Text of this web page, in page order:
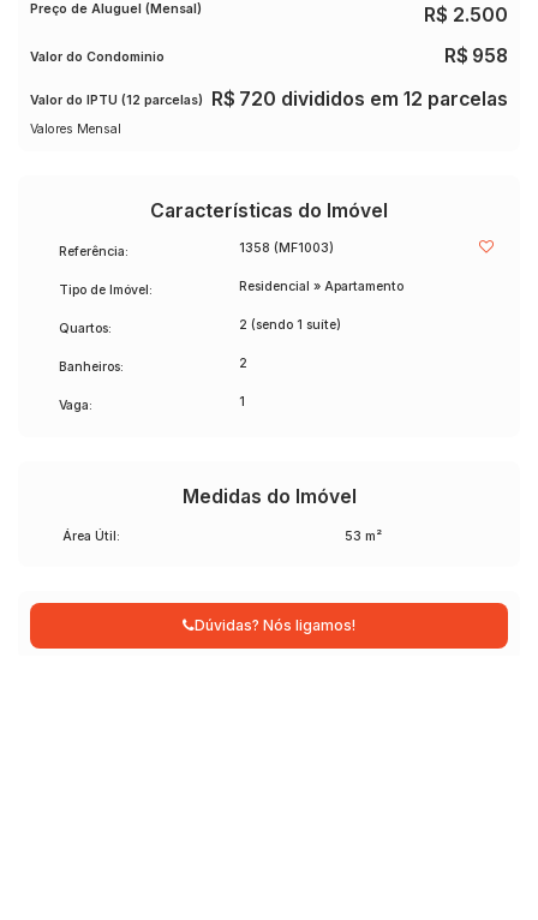
R$ 2.500
Preço de Aluguel (Mensal)
Valores Mensal
Valor do IPTU (12 parcelas) R$ 720 divididos em 12 parcelas
Valor do Condominio R$ 958
Características do Imóvel
Referência: 1358 (MF1003)
Tipo de Imóvel: Residencial » Apartamento
Quartos: 2 (sendo 1 suíte)
Banheiros: 2
Vaga: 1
Medidas do Imóvel
Área Útil: 53 m²
Dúvidas? Nós ligamos!